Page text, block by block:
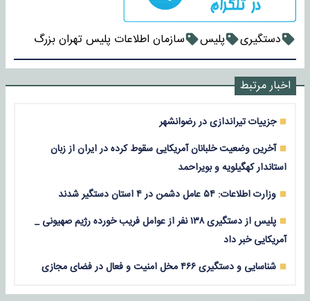
دستگیری پليس سازمان اطلاعات پلیس تهران بزرگ
اخبار مرتبط
جزییات تیراندازی در رضوانشهر
آخرین وضعیت خلبانان آمریکایی سقوط کرده در ایران از زبان
استاندار کهگیلویه و بویراحمد
وزارت اطلاعات: ۵۴ عامل دشمن در ۴ استان دستگیر شدند
پلیس از دستگیری ۱۳۸ نفر از عوامل فریب خورده رژیم صهیونی _
آمریکایی خبر داد
شناسایی و دستگیری ۴۶۶ مخل امنیت و فعال در فضای مجازی